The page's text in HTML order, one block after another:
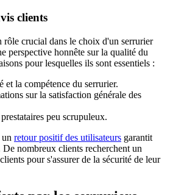
clients
rôle crucial dans le choix d'un serrurier
perspective honnête sur la qualité du
pour lesquelles ils sont essentiels :
et la compétence du serrurier.
sur la satisfaction générale des
peu scrupuleux.
retour positif des utilisateurs garantit
nombreux clients recherchent un
pour s'assurer de la sécurité de leur